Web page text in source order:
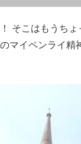
そこはもうちょ
マイペンライ精